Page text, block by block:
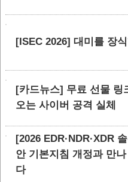
[ISEC 2026] 대미를 장
[카드뉴스] 무료 선물
오는 사이버 공격 실체
[2026 EDR·NDR·XDR
안 기본지침 개정과 만
다